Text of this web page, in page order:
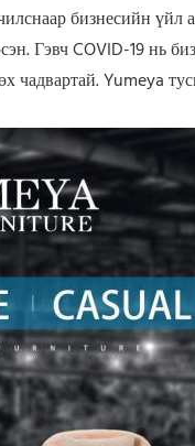
бизнесийн үйл
Гэвч COVID-19 нь
чадвартай. Yumeya